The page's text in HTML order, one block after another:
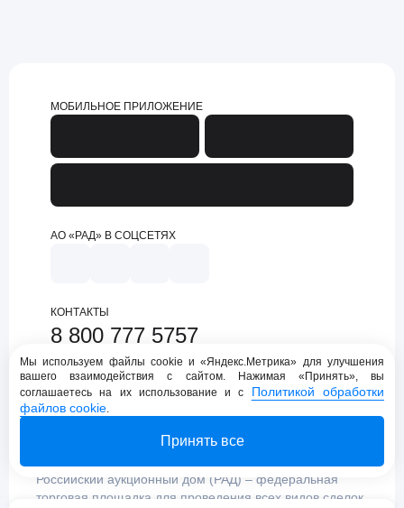
МОБИЛЬНОЕ ПРИЛОЖЕНИЕ
АО «РАД» В СОЦСЕТЯХ
КОНТАКТЫ
8 800 777 5757
support@lot-online.ru
Техническая поддержка
Российский аукционный дом (РАД) – федеральная
торговая площадка для проведения всех видов сделок
Мы используем файлы cookie и «Яндекс.Метрика» для улучшения
вашего взаимодействия с сайтом. Нажимая «Принять», вы
соглашаетесь на их использование и с Политикой обработки
файлов cookie.
Принять все